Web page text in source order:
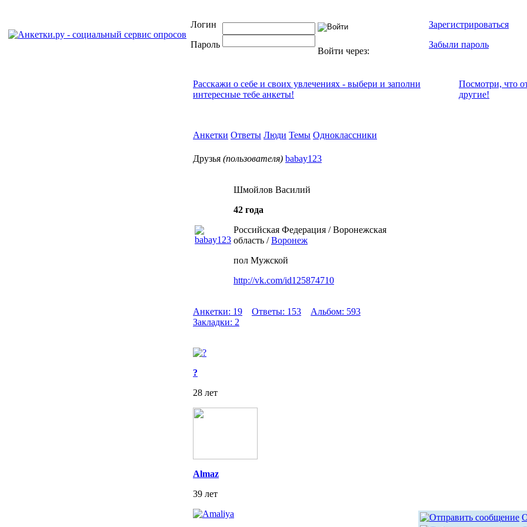
Логин
Пароль
Войти через:
Зарегистрироваться
Забыли пароль
Расскажи о себе и своих увлечениях - выбери и заполни
интересные тебе анкеты!
Посмотри, что
другие!
Анкетки Ответы Люди Темы Одноклассники
Друзья (пользователя) babay123
Шмойлов Василий
42 года
Российская Федерация / Воронежская
область /Воронеж
пол Мужской
http://vk.com/id125874710
Анкетки: 19 Ответы: 153
Альбом: 593
Закладки: 2
?
28 лет
Almaz
39 лет